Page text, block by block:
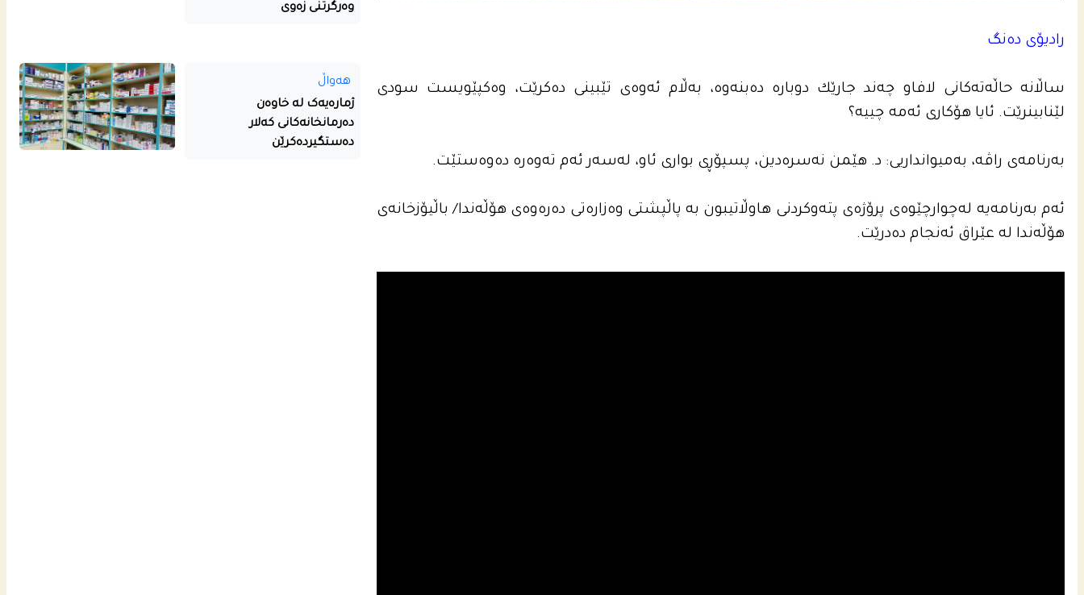
رادیۆی ده‌نگ
ساڵانه‌ حاڵه‌ته‌كانى لافاو چه‌ند جارێك دوباره‌ ده‌بنه‌وه‌، به‌ڵام ئه‌وه‌ى تێبینی ده‌كرێت، وه‌كپێویست سودی
لێنابینرێت. ئایا هۆكارى ئه‌مه‌ چییه‌؟
بەرنامەی راڤە، بەمیوانداریی: د. هێمن نەسرەدین، پسپۆڕی بواری ئاو، له‌سه‌ر ئه‌م ته‌وه‌ره‌ ده‌وه‌ستێت.
ئه‌م به‌رنامه‌یه‌ له‌چوارچێوه‌ى پرۆژه‌ى پته‌وكردنى هاوڵاتیبون به‌ پاڵپشتى وه‌زاره‌تى ده‌ره‌وه‌ى هۆڵه‌ندا/ باڵیۆزخانه‌ى
هۆڵه‌ندا له‌ عێراق ئه‌نجام ده‌درێت.
وەرگرتنی زەوی
هەواڵ
ژمارەیەک لە خاوەن
دەرمانخانەکانی کەلار
دەستگیردەکرێن